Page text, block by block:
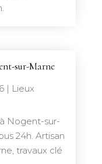
sur-Marne
| Lieux
Nogent-sur-
24h. Artisan
travaux clé